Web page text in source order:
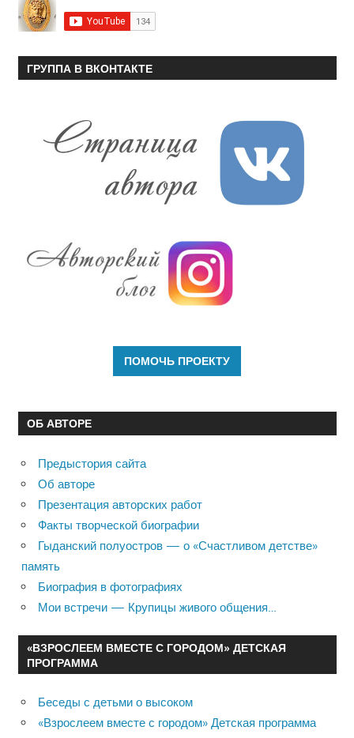
ГРУППА В ВКОНТАКТЕ
ОБ АВТОРЕ
Предыстория сайта
Об авторе
Презентация авторских работ
Факты творческой биографии
Гыданский полуостров — о «Счастливом детстве»
память
Биография в фотографиях
Мои встречи — Крупицы живого общения…
«ВЗРОСЛЕЕМ ВМЕСТЕ С ГОРОДОМ» ДЕТСКАЯ
ПРОГРАММА
Беседы с детьми о высоком
«Взрослеем вместе с городом» Детская программа